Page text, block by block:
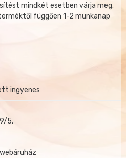
mindkét esetben várja meg.
függően 1-2 munkanap
ingyenes
5.